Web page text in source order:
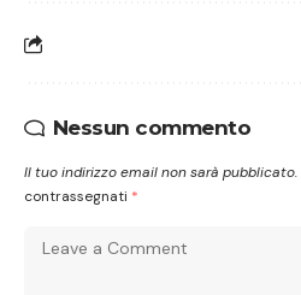
Nessun commento
Il tuo indirizzo email non sarà pubblicato.
contrassegnati *